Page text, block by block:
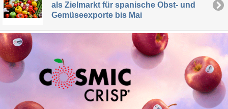
als Zielmarkt für spanische Obst- und
Gemüseexporte bis Mai